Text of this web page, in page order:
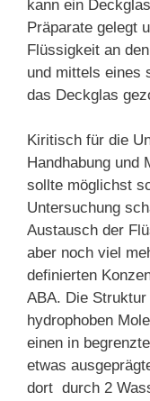
kann ein
Präparate gelegt
Flüssigkeit an
und mittels eines
das Deckglas
Kiritisch für die
Handhabung und
sollte möglichst
Untersuchung
Austausch der
aber noch viel
definierten
ABA. Die
hydrophoben
einen in
etwas
dort durch 2